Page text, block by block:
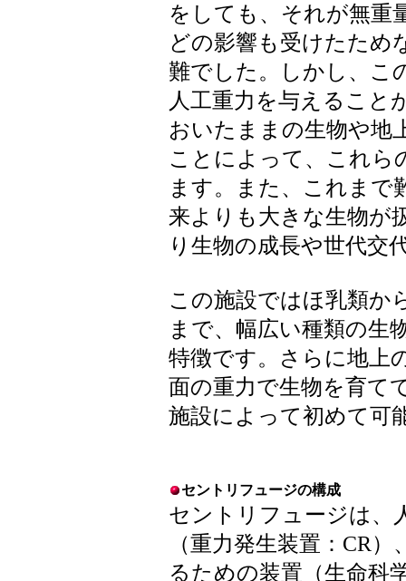
をしても、それが無重
どの影響も受けたため
難でした。しかし、こ
人工重力を与えること
おいたままの生物や地
ことによって、これら
ます。また、これまで
来よりも大きな生物が
り生物の成長や世代交
この施設ではほ乳類か
まで、幅広い種類の生
特徴です。さらに地上
面の重力で生物を育て
施設によって初めて可
セントリフュージの構成
セントリフュージは、
（重力発生装置：CR
るための装置（生命科